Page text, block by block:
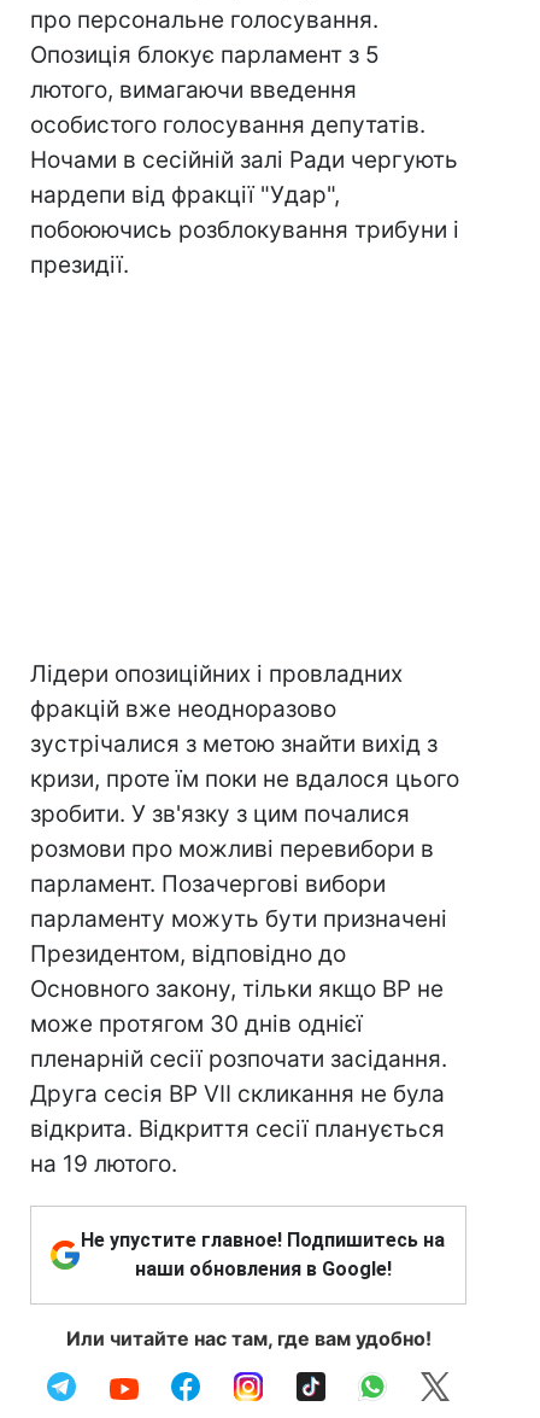
про персональне голосування.
Опозиція блокує парламент з 5
лютого, вимагаючи введення
особистого голосування депутатів.
Ночами в сесійній залі Ради чергують
нардепи від фракції "Удар",
побоюючись розблокування трибуни і
президії.
Лідери опозиційних і провладних
фракцій вже неодноразово
зустрічалися з метою знайти вихід з
кризи, проте їм поки не вдалося цього
зробити. У зв'язку з цим почалися
розмови про можливі перевибори в
парламент. Позачергові вибори
парламенту можуть бути призначені
Президентом, відповідно до
Основного закону, тільки якщо ВР не
може протягом 30 днів однієї
пленарній сесії розпочати засідання.
Друга сесія ВР VII скликання не була
відкрита. Відкриття сесії планується
на 19 лютого.
Не упустите главное! Подпишитесь на
наши обновления в Google!
Или читайте нас там, где вам удобно!